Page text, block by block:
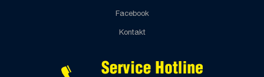
Facebook
Kontakt